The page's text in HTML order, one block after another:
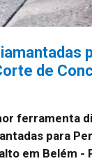
de
ferramenta
para
em Belém -